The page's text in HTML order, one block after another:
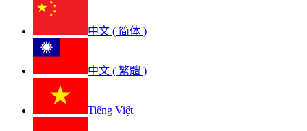
中文 ( 简体 )
中文 ( 繁體 )
Tiếng Việt